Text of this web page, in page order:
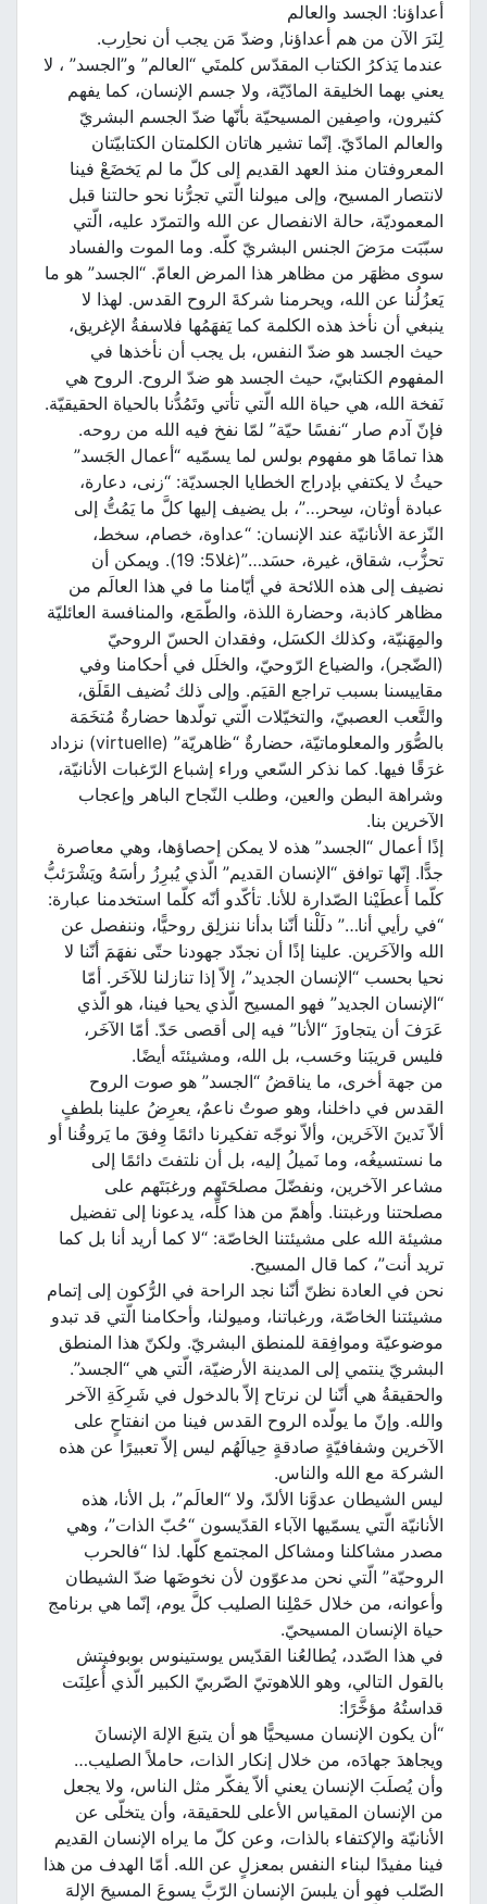
أعداؤنا: الجسد والعالم
لِنَرَ الآن من هم أعداؤنا, وضدّ مَن يجب أن نحاِرب.
عندما يَذكرُ الكتاب المقدّس كلمتَي “العالم” و”الجسد” ، لا
يعني بهما الخليقة المادّيّة، ولا جسم الإنسان، كما يفهم
كثيرون، واصِفين المسيحيّة بأنّها ضدّ الجسم البشريّ
والعالم المادّيّ. إنّما تشير هاتان الكلمتان الكتابيّتان
المعروفتان منذ العهد القديم إلى كلّ ما لم يَخضَعْ فينا
لانتصار المسيح، وإلى ميولنا الّتي تجرُّنا نحو حالتنا قبل
المعموديّة، حالة الانفصال عن الله والتمرّد عليه، الّتي
سبّبَت مرَضَ الجنس البشريّ كلّه. وما الموت والفساد
سوى مظهَر من مظاهر هذا المرض العامّ. “الجسد” هو ما
يَعزُلُنا عن الله، ويحرمنا شركةَ الروح القدس. لهذا لا
ينبغي أن نأخذ هذه الكلمة كما يَفهَمُها فلاسفةُ الإغريق،
حيث الجسد هو ضدّ النفس، بل يجب أن نأخذها في
المفهوم الكتابيّ، حيث الجسد هو ضدّ الروح. الروح هي
نَفخة الله، هي حياة الله الّتي تأتي وتَمُدُّنا بالحياة الحقيقيّة.
فإنّ آدم صار “نفسًا حيّة” لمّا نفخ فيه الله من روحه.
هذا تمامًا هو مفهوم بولس لما يسمّيه “أعمال الجَسد”
حيثُ لا يكتفي بإدراج الخطايا الجسديّة: “زنى، دعارة،
عبادة أوثان، سِحر…”، بل يضيف إليها كلَّ ما يَمُتُّ إلى
النّزعة الأنانيّة عند الإنسان: “عداوة، خصام، سخط،
تحزُّب، شقاق، غيرة، حسَد…”(غلا5: 19). ويمكن أن
نضيف إلى هذه اللائحة في أيّامنا ما في هذا العالَم من
مظاهر كاذبة، وحضارة اللذة، والطّمَع، والمنافسة العائليّة
والمِهَنيّة، وكذلك الكسَل، وفقدان الحسّ الروحيّ
(الضّجر)، والضياع الرّوحيّ، والخلَل في أحكامنا وفي
مقاييسنا بسبب تراجع القيَم. وإلى ذلك نُضيف القَلَق،
والتَّعب العصبيّ، والتخيّلات الّتي تولّدها حضارةٌ مُتخَمَة
بالصُّوَر والمعلوماتيّة، حضارةٌ “ظاهريّة” (virtuelle) نزداد
غرَقًا فيها. كما نذكر السّعي وراء إشباع الرّغبات الأنانيّة،
وشراهة البطن والعين، وطلب النّجاح الباهر وإعجاب
الآخرين بنا.
إذًا أعمال “الجسد” هذه لا يمكن إحصاؤها، وهي معاصرة
جدًّا. إنّها توافق “الإنسان القديم” الّذي يُبرِزُ رأسَهُ ويَشْرَئبُّ
كلّما أَعطَيْنا الصّدارة للأنا. تأكّدو أنّه كلّما استخدمنا عبارة:
“في رأيي أنا…” دلَلْنا أنّنا بدأنا ننزلِق روحيًّا، وننفصل عن
الله والآخَرين. علينا إذًا أن نجدّد جهودنا حتّى نفهَمَ أنّنا لا
نحيا بحسب “الإنسان الجديد”، إلاّ إذا تنازلنا للآخَر. أمّا
“الإنسان الجديد” فهو المسيح الّذي يحيا فينا، هو الّذي
عَرَفَ أن يتجاوزَ “الأنا” فيه إلى أقصى حَدّ. أمّا الآخَر،
فليس قريبَنا وحَسب، بل الله، ومشيئتَه أيضًا.
من جهة أخرى، ما يناقضُ “الجسد” هو صوت الروح
القدس في داخلنا، وهو صوتٌ ناعمٌ، يعرِضُ علينا بلطفٍ
ألاّ نَدينَ الآخَرين، وألاّ نوجّه تفكيرنا دائمًا وِفقَ ما يَروقُنا أو
ما نستسيغُه، وما نَميلُ إليه، بل أن نلتفتَ دائمًا إلى
مشاعر الآخرين، ونفضّلَ مصلحَتَهم ورغبَتَهم على
مصلحتنا ورغبتنا. وأهمّ من هذا كلِّه، يدعونا إلى تفضيل
مشيئة الله على مشيئتنا الخاصّة: “لا كما أريد أنا بل كما
تريد أنت”، كما قال المسيح.
نحن في العادة نظنّ أنّنا نجد الراحة في الرُّكون إلى إتمام
مشيئتنا الخاصّة، ورغباتنا، وميولنا، وأحكامنا الّتي قد تبدو
موضوعيّة وموافِقة للمنطق البشريّ. ولكنّ هذا المنطق
البشريّ ينتمي إلى المدينة الأرضيّة، الّتي هي “الجسد”.
والحقيقةُ هي أنّنا لن نرتاح إلاّ بالدخول في شَرِكَةِ الآخر
والله. وإنّ ما يولّده الروح القدس فينا من انفتاحٍ على
الآخرين وشفافيّةٍ صادقةٍ حِيالَهُم ليس إلاّ تعبيرًا عن هذه
الشركة مع الله والناس.
ليس الشيطان عدوَّنا الألدّ، ولا “العالَم”، بل الأنا، هذه
الأنانيّة الّتي يسمّيها الآباء القدّيسون “حُبّ الذات”، وهي
مصدر مشاكلنا ومشاكل المجتمع كلّها. لذا “فالحرب
الروحيّة” الّتي نحن مدعوّون لأن نخوضَها ضدّ الشيطان
وأعوانه، من خلال حَمْلِنا الصليب كلَّ يوم، إنّما هي برنامج
حياة الإنسان المسيحيّ.
في هذا الصّدد، يُطالعُنا القدّيس يوستينوس بوبوفيتش
بالقول التالي، وهو اللاهوتيّ الصّربيّ الكبير الّذي أُعلِنَت
قداستُهُ مؤخَّرًا:
“أن يكون الإنسان مسيحيًّا هو أن يتبعَ الإلهَ الإنسانَ
ويجاهدَ جهادَه، من خلال إنكار الذات، حاملاً الصليب…
وأن يُصلَبَ الإنسان يعني ألاّ يفكّر مثل الناس، ولا يجعل
من الإنسان المقياس الأعلى للحقيقة، وأن يتخلّى عن
الأنانيّة والإكتفاء بالذات، وعن كلّ ما يراه الإنسان القديم
فينا مفيدًا لبناء النفس بمعزلٍ عن الله. أمّا الهدف من هذا
الصّلب فهو أن يلبسَ الإنسان الرّبَّ يسوعَ المسيحَ الإلهَ